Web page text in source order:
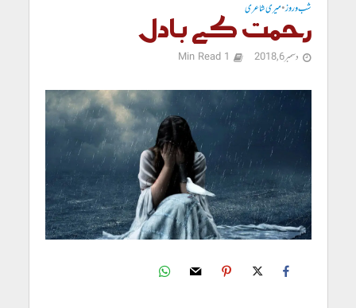
شب و روز•میری شاعری
رحمت کے بادل
دسمبر 6, 2018 1 Min Read